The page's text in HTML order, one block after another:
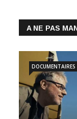
A NE PAS
DOCUMENTAIRES